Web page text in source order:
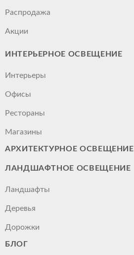
Распродажа
Акции
ИНТЕРЬЕРНОЕ ОСВЕЩЕНИЕ
Интерьеры
Офисы
Рестораны
Магазины
АРХИТЕКТУРНОЕ ОСВЕЩЕНИЕ
ЛАНДШАФТНОЕ ОСВЕЩЕНИЕ
Ландшафты
Деревья
Дорожки
БЛОГ